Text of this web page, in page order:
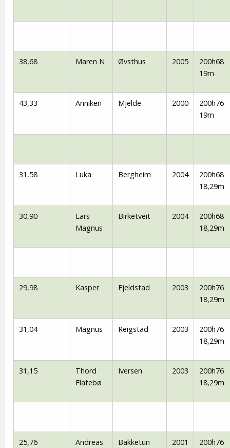
38,68 Maren N Øvsthus 2005
200h68
19m
43,33 Anniken Mjelde 2000
200h76
19m
31,58 Luka Bergheim 2004
200h68
18,29m
30,90
Lars
Magnus
Birketveit 2004
200h68
18,29m
29,98 Kasper Fjeldstad 2003
200h76
18,29m
31,04 Magnus Reigstad 2003
200h76
18,29m
31,15
Thord
Flatebø
Iversen 2003
200h76
18,29m
25,76
Andreas
Bakketun 2001
200h76